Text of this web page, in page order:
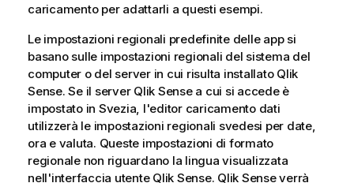
caricamento per adattarli a questi esempi.
Le impostazioni regionali predefinite delle app si
basano sulle impostazioni regionali del sistema del
computer o del server in cui risulta installato Qlik
Sense. Se il server Qlik Sensea cui si accede è
impostato in Svezia, l'editor caricamento dati
utilizzerà le impostazioni regionali svedesi per date,
ora e valuta. Queste impostazioni di formato
regionale non riguardano la lingua visualizzata
nell'interfaccia utente Qlik Sense. Qlik Senseverrà